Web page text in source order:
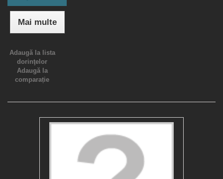
Mai multe
Adaugă la lista
dorinţelor
Adaugă la
comparație